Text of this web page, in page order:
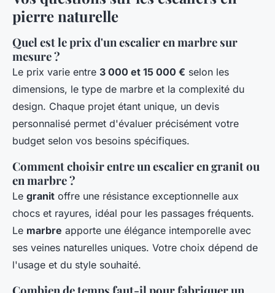
pierre naturelle
Quel est le prix d'un escalier en marbre sur
mesure ?
Le prix varie entre 3 000 et 15 000 € selon les
dimensions, le type de marbre et la complexité du
design. Chaque projet étant unique, un devis
personnalisé permet d'évaluer précisément votre
budget selon vos besoins spécifiques.
Comment choisir entre un escalier en granit ou
en marbre ?
Le granit offre une résistance exceptionnelle aux
chocs et rayures, idéal pour les passages fréquents.
Le marbre apporte une élégance intemporelle avec
ses veines naturelles uniques. Votre choix dépend de
l'usage et du style souhaité.